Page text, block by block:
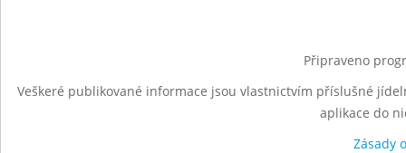
Připraveno
Veškeré publikované informace jsou vlastnictvím příslušné
aplikace do
Zásady